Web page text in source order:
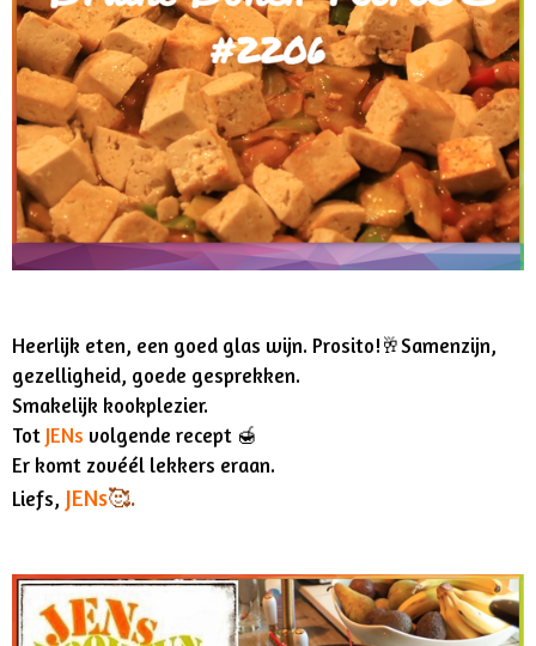
Heerlijk eten, een goed glas wijn. Prosito! 🥂Samenzijn,
gezelligheid, goede gesprekken.
Smakelijk kookplezier.
Tot JENs volgende recept 🍯
Er komt zovéél lekkers eraan.
Liefs, JENs🥰.